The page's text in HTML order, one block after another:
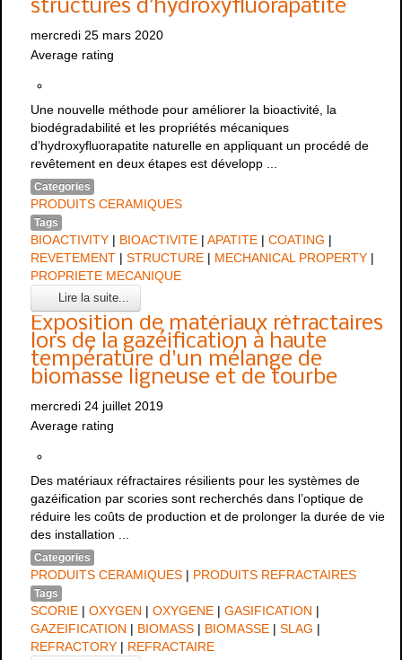
structures d’hydroxyfluorapatite
mercredi 25 mars 2020
Average rating
Une nouvelle méthode pour améliorer la bioactivité, la
biodégradabilité et les propriétés mécaniques
d’hydroxyfluorapatite naturelle en appliquant un procédé de
revêtement en deux étapes est développ ...
Categories
PRODUITS CERAMIQUES
Tags
BIOACTIVITY | BIOACTIVITE |APATITE |COATING |
REVETEMENT |STRUCTURE | MECHANICAL PROPERTY |
PROPRIETE MECANIQUE
Lire la suite...
Exposition de matériaux réfractaires
lors de la gazéification à haute
température d'un mélange de
biomasse ligneuse et de tourbe
mercredi 24 juillet 2019
Average rating
Des matériaux réfractaires résilients pour les systèmes de
gazéification par scories sont recherchés dans l’optique de
réduire les coûts de production et de prolonger la durée de vie
des installation ...
Categories
PRODUITS CERAMIQUES | PRODUITS REFRACTAIRES
Tags
SCORIE |OXYGEN |OXYGENE |GASIFICATION |
GAZEIFICATION | BIOMASS | BIOMASSE |SLAG |
REFRACTORY | REFRACTAIRE